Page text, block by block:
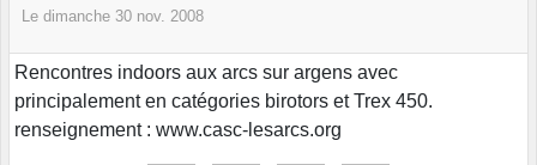
Le dimanche 30 nov. 2008
Rencontres indoors aux arcs sur argens avec
principalement en catégories birotors et Trex 450.
renseignement : www.casc-lesarcs.org